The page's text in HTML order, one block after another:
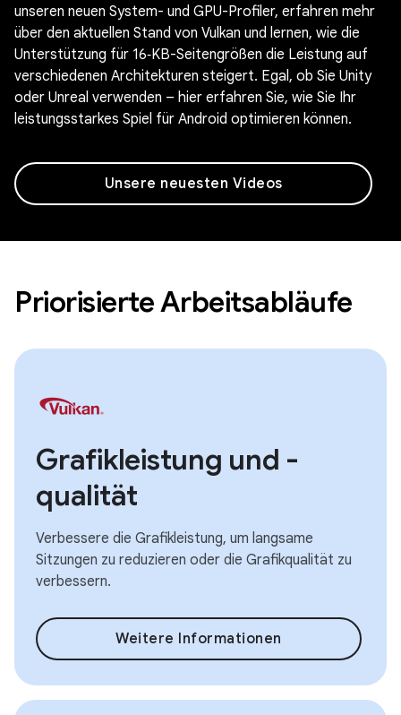
unseren neuen System- und GPU-Profiler, erfahren mehr
über den aktuellen Stand von Vulkan und lernen, wie die
Unterstützung für 16‑KB-Seitengrößen die Leistung auf
verschiedenen Architekturen steigert. Egal, ob Sie Unity
oder Unreal verwenden – hier erfahren Sie, wie Sie Ihr
leistungsstarkes Spiel für Android optimieren können.
Unsere neuesten Videos
Priorisierte Arbeitsabläufe
Grafikleistung und -
qualität
Verbessere die Grafikleistung, um langsame
Sitzungen zu reduzieren oder die Grafikqualität zu
verbessern.
Weitere Informationen